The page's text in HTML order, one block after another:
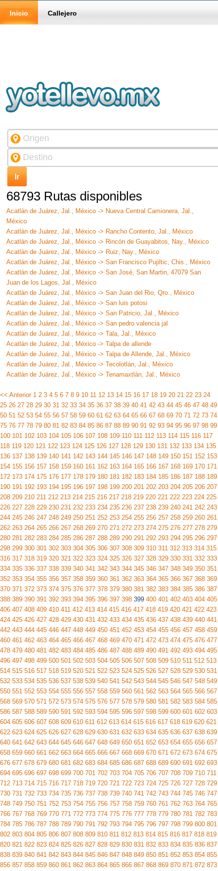
Inicio Callejero
68793 Rutas disponibles
Acatlán de Juárez, Jal., México -> Nueva Central Camionera, Jal.,
México
Acatlán de Juárez, Jal., México -> Rancho Contento, Jal., México
Acatlán de Juárez, Jal., México -> Rincón de Guayabitos, Nay., México
Acatlán de Juárez, Jal., México -> Ruiz, Nay., México
Acatlán de Juárez, Jal., México -> San Francisco Pujiltic, Chis., México
Acatlán de Juárez, Jal., México -> San José, San Martin, 47079 San
Juan de los Lagos, Jal., México
Acatlán de Juárez, Jal., México -> San Juan del Rio, Qro., México
Acatlán de Juárez, Jal., México -> San luis potosi
Acatlán de Juárez, Jal., México -> San Patricio, Jal., México
Acatlán de Juárez, Jal., México -> San pedro valencia jal
Acatlán de Juárez, Jal., México -> Tala, Jal., México
Acatlán de Juárez, Jal., México -> Talpa de allende
Acatlán de Juárez, Jal., México -> Talpa de Allende, Jal., México
Acatlán de Juárez, Jal., México -> Tecolotlán, Jal., México
Acatlán de Juárez, Jal., México -> Tenamaxtlán, Jal., México
<< Anterior 1 2 3 4 5 6 7 8 9 10 11 12 13 14 15 16 17 18 19 20 21 22 23 24
25 26 27 28 29 30 31 32 33 34 35 36 37 38 39 40 41 42 43 44 45 46 47 48 49
50 51 52 53 54 55 56 57 58 59 60 61 62 63 64 65 66 67 68 69 70 71 72 73 74
75 76 77 78 79 80 81 82 83 84 85 86 87 88 89 90 91 92 93 94 95 96 97 98 99
100 101 102 103 104 105 106 107 108 109 110 111 112 113 114 115 116 117
118 119 120 121 122 123 124 125 126 127 128 129 130 131 132 133 134 135
136 137 138 139 140 141 142 143 144 145 146 147 148 149 150 151 152 153
154 155 156 157 158 159 160 161 162 163 164 165 166 167 168 169 170 171
172 173 174 175 176 177 178 179 180 181 182 183 184 185 186 187 188 189
190 191 192 193 194 195 196 197 198 199 200 201 202 203 204 205 206 207
208 209 210 211 212 213 214 215 216 217 218 219 220 221 222 223 224 225
226 227 228 229 230 231 232 233 234 235 236 237 238 239 240 241 242 243
244 245 246 247 248 249 250 251 252 253 254 255 256 257 258 259 260 261
262 263 264 265 266 267 268 269 270 271 272 273 274 275 276 277 278 279
280 281 282 283 284 285 286 287 288 289 290 291 292 293 294 295 296 297
298 299 300 301 302 303 304 305 306 307 308 309 310 311 312 313 314 315
316 317 318 319 320 321 322 323 324 325 326 327 328 329 330 331 332 333
334 335 336 337 338 339 340 341 342 343 344 345 346 347 348 349 350 351
352 353 354 355 356 357 358 359 360 361 362 363 364 365 366 367 368 369
370 371 372 373 374 375 376 377 378 379 380 381 382 383 384 385 386 387
388 389 390 391 392 393 394 395 396 397 398 399 400 401 402 403 404 405
406 407 408 409 410 411 412 413 414 415 416 417 418 419 420 421 422 423
424 425 426 427 428 429 430 431 432 433 434 435 436 437 438 439 440 441
442 443 444 445 446 447 448 449 450 451 452 453 454 455 456 457 458 459
460 461 462 463 464 465 466 467 468 469 470 471 472 473 474 475 476 477
478 479 480 481 482 483 484 485 486 487 488 489 490 491 492 493 494 495
496 497 498 499 500 501 502 503 504 505 506 507 508 509 510 511 512 513
514 515 516 517 518 519 520 521 522 523 524 525 526 527 528 529 530 531
532 533 534 535 536 537 538 539 540 541 542 543 544 545 546 547 548 549
550 551 552 553 554 555 556 557 558 559 560 561 562 563 564 565 566 567
568 569 570 571 572 573 574 575 576 577 578 579 580 581 582 583 584 585
586 587 588 589 590 591 592 593 594 595 596 597 598 599 600 601 602 603
604 605 606 607 608 609 610 611 612 613 614 615 616 617 618 619 620 621
622 623 624 625 626 627 628 629 630 631 632 633 634 635 636 637 638 639
640 641 642 643 644 645 646 647 648 649 650 651 652 653 654 655 656 657
658 659 660 661 662 663 664 665 666 667 668 669 670 671 672 673 674 675
676 677 678 679 680 681 682 683 684 685 686 687 688 689 690 691 692 693
694 695 696 697 698 699 700 701 702 703 704 705 706 707 708 709 710 711
712 713 714 715 716 717 718 719 720 721 722 723 724 725 726 727 728 729
730 731 732 733 734 735 736 737 738 739 740 741 742 743 744 745 746 747
748 749 750 751 752 753 754 755 756 757 758 759 760 761 762 763 764 765
766 767 768 769 770 771 772 773 774 775 776 777 778 779 780 781 782 783
784 785 786 787 788 789 790 791 792 793 794 795 796 797 798 799 800 801
802 803 804 805 806 807 808 809 810 811 812 813 814 815 816 817 818 819
820 821 822 823 824 825 826 827 828 829 830 831 832 833 834 835 836 837
838 839 840 841 842 843 844 845 846 847 848 849 850 851 852 853 854 855
856 857 858 859 860 861 862 863 864 865 866 867 868 869 870 871 872 873